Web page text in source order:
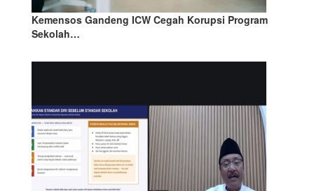
Kemensos Gandeng ICW Cegah Korupsi Program
Sekolah…